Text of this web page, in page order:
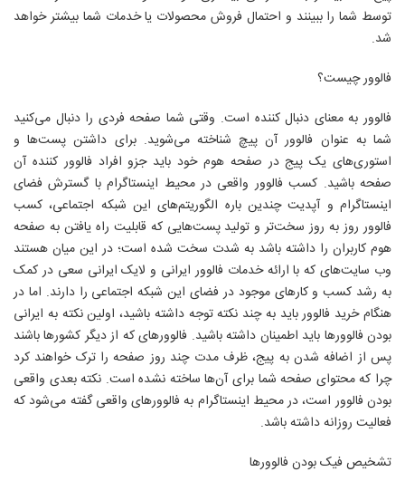
توسط شما را ببینند و احتمال فروش محصولات یا خدمات شما بیشتر خواهد
شد.
فالوور چیست؟
فالوور به معنای دنبال کننده است. وقتی شما صفحه فردی را دنبال می‌کنید
شما به عنوان فالوور آن پیچ شناخته می‌شوید. برای داشتن پست‌ها و
استوری‌های یک پیج در صفحه هوم خود باید جزو افراد فالوور کننده آن
صفحه باشید. کسب فالوور واقعی در محیط اینستاگرام با گسترش فضای
اینستاگرام و آپدیت چندین باره الگوریتم‌های این شبکه اجتماعی، کسب
فالوور روز به روز سخت‌تر و تولید پست‌هایی که قابلیت راه یافتن به صفحه
هوم کاربران را داشته باشد به شدت سخت شده است؛ در این میان هستند
وب سایت‌های که با ارائه خدمات فالوور ایرانی و لایک ایرانی سعی در کمک
به رشد کسب و کارهای موجود در فضای این شبکه اجتماعی را دارند. اما در
هنگام خرید فالوور باید به چند نکته توجه داشته باشید، اولین نکته به ایرانی
بودن فالوورها باید اطمینان داشته باشید. فالوورهای که از دیگر کشورها باشند
پس از اضافه شدن به پیج، ظرف مدت چند روز صفحه را ترک خواهند کرد
چرا که محتوای صفحه شما برای آن‌ها ساخته نشده است. نکته بعدی واقعی
بودن فالوور است، در محیط اینستاگرام به فالوورهای واقعی گفته می‌شود که
فعالیت روزانه داشته باشد.
تشخیص فیک بودن فالوورها